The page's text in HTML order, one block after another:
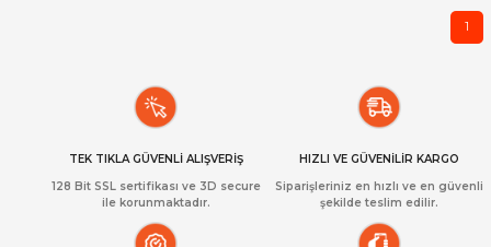
1
TEK TIKLA GÜVENLİ ALIŞVERİŞ
128 Bit SSL sertifikası ve 3D secure
ile korunmaktadır.
HIZLI VE GÜVENİLİR KARGO
Siparişleriniz en hızlı ve en güvenli
şekilde teslim edilir.